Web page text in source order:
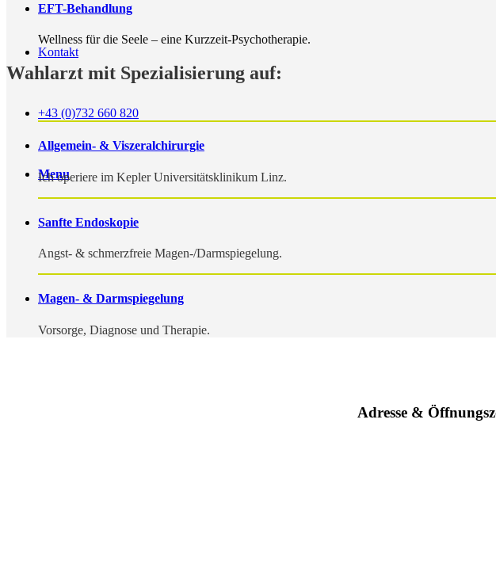
Kontakt
+43 (0)732 660 820
Menu
EFT-Behandlung
Wellness für die Seele – eine Kurzzeit-Psychotherapie.
Wahlarzt mit Spezialisierung auf:
Allgemein- & Viszeralchirurgie
Ich operiere im Kepler Universitätsklinikum Linz.
Sanfte Endoskopie
Angst- & schmerzfreie Magen-/Darmspiegelung.
Magen- & Darmspiegelung
Vorsorge, Diagnose und Therapie.
Adresse &